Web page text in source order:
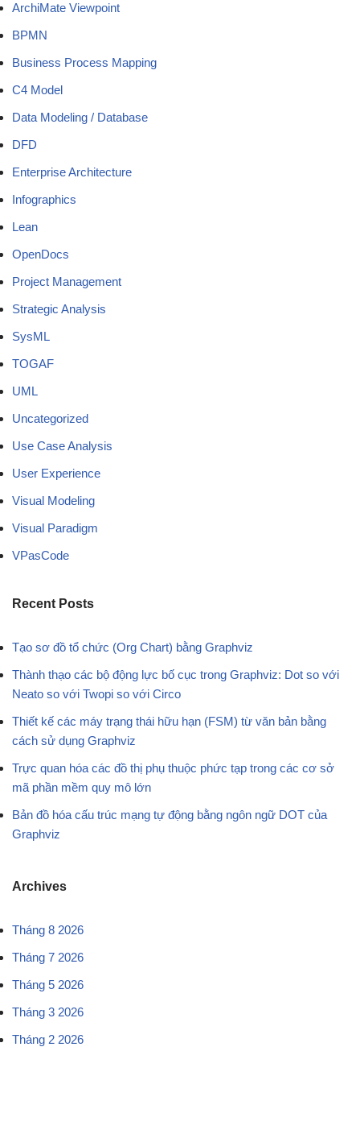
ArchiMate Viewpoint
BPMN
Business Process Mapping
C4 Model
Data Modeling / Database
DFD
Enterprise Architecture
Infographics
Lean
OpenDocs
Project Management
Strategic Analysis
SysML
TOGAF
UML
Uncategorized
Use Case Analysis
User Experience
Visual Modeling
Visual Paradigm
VPasCode
Recent Posts
Tạo sơ đồ tổ chức (Org Chart) bằng Graphviz
Thành thạo các bộ động lực bố cục trong Graphviz: Dot so với
Neato so với Twopi so với Circo
Thiết kế các máy trạng thái hữu hạn (FSM) từ văn bản bằng
cách sử dụng Graphviz
Trực quan hóa các đồ thị phụ thuộc phức tạp trong các cơ sở
mã phần mềm quy mô lớn
Bản đồ hóa cấu trúc mạng tự động bằng ngôn ngữ DOT của
Graphviz
Archives
Tháng 8 2026
Tháng 7 2026
Tháng 5 2026
Tháng 3 2026
Tháng 2 2026